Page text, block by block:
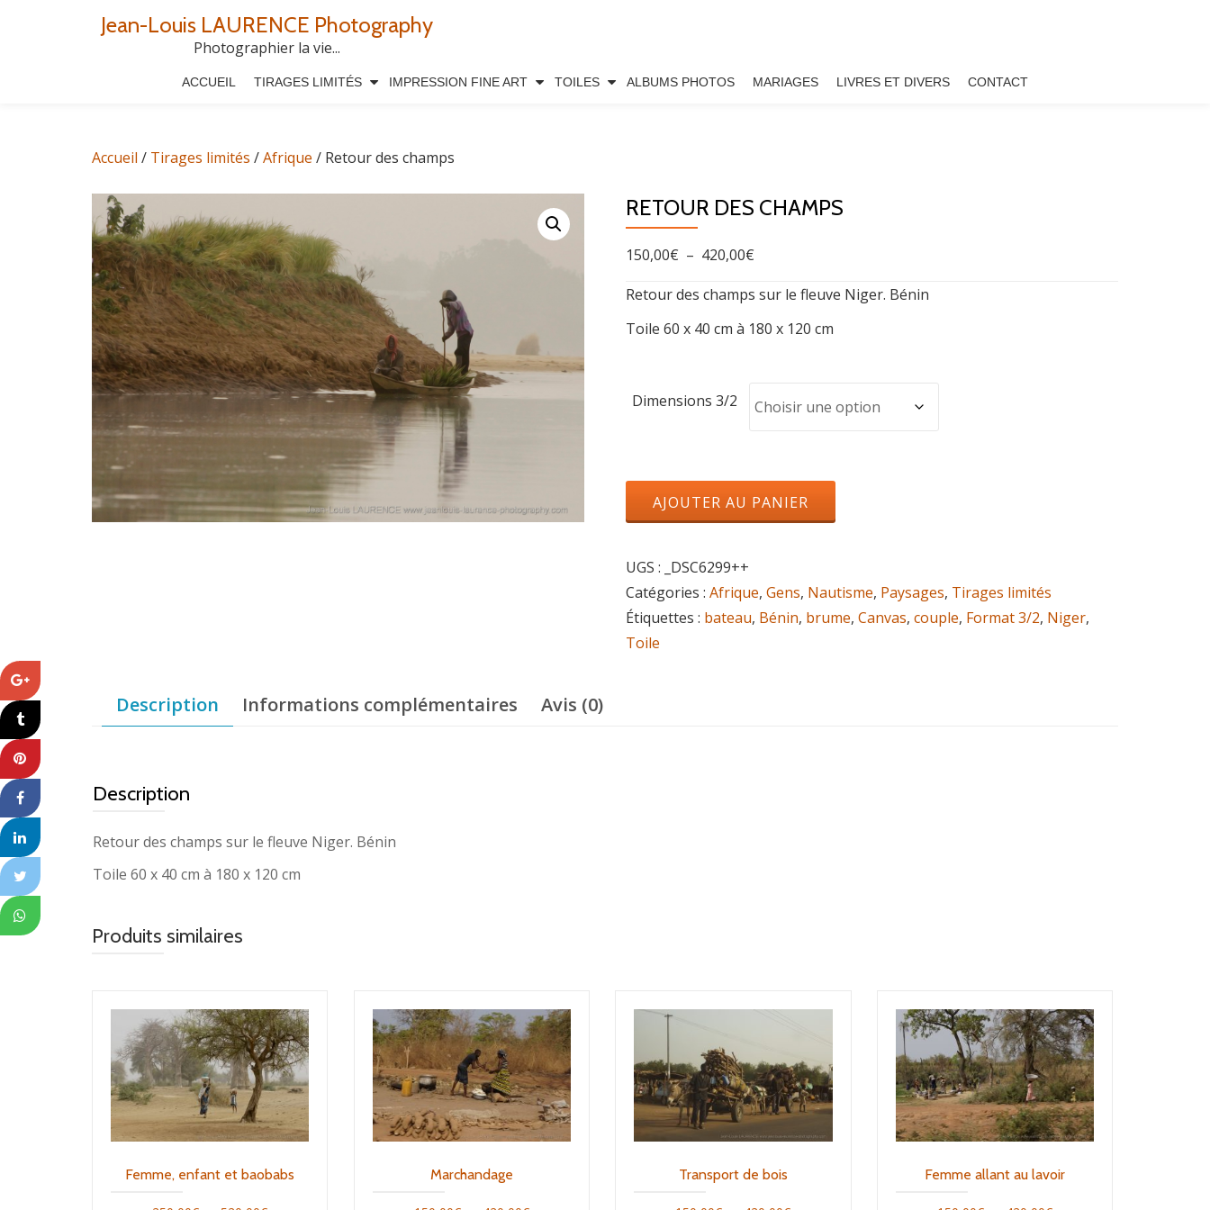
Jean-Louis LAURENCE Photography
Photographier la vie...
ACCUEIL TIRAGES LIMITÉS IMPRESSION FINE ART TOILES ALBUMS PHOTOS MARIAGES LIVRES ET DIVERS CONTACT
Accueil / Tirages limités /Afrique / Retour des champs
RETOUR DES CHAMPS
150,00€ – 420,00€Plage
prix :
150,00€
420,00€
Retour des champs sur le fleuve Niger. Bénin
Toile 60 x 40 cm à 180 x 120 cm
Dimensions 3/2
quantité
de
des
champs
AJOUTER AU PANIER
UGS : _DSC6299++
Catégories : Afrique, Gens, Nautisme, Paysages, Tirages limités
Étiquettes : bateau, Bénin, brume, Canvas, couple, Format 3/2, Niger,
Toile
Description Informations complémentaires Avis (0)
Description
Retour des champs sur le fleuve Niger. Bénin
Toile 60 x 40 cm à 180 x 120 cm
Produits similaires
Femme, enfant et baobabs Marchandage Transport de bois Femme allant au lavoir